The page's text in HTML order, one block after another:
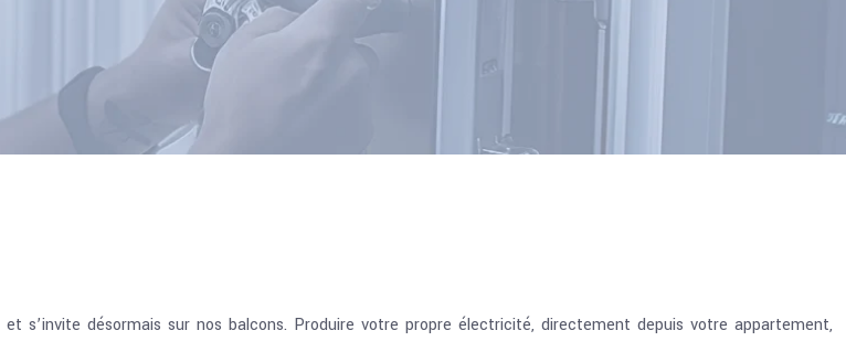
s’invite désormais sur nos balcons. Produire votre propre électricité, directement depuis votre appartement,